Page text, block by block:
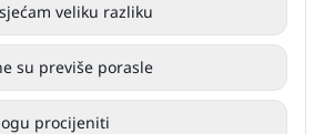
veliku razliku
su previše porasle
procijeniti